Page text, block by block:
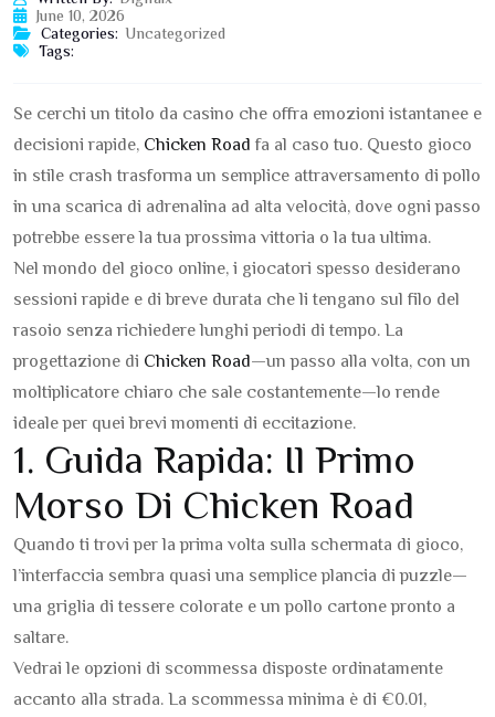
June 10, 2026
Categories: Uncategorized
Tags:
Se cerchi un titolo da casino che offra emozioni istantanee e
decisioni rapide, Chicken Road fa al caso tuo. Questo gioco
in stile crash trasforma un semplice attraversamento di pollo
in una scarica di adrenalina ad alta velocità, dove ogni passo
potrebbe essere la tua prossima vittoria o la tua ultima.
Nel mondo del gioco online, i giocatori spesso desiderano
sessioni rapide e di breve durata che li tengano sul filo del
rasoio senza richiedere lunghi periodi di tempo. La
progettazione di Chicken Road—un passo alla volta, con un
moltiplicatore chiaro che sale costantemente—lo rende
ideale per quei brevi momenti di eccitazione.
1. Guida Rapida: Il Primo
Morso Di Chicken Road
Quando ti trovi per la prima volta sulla schermata di gioco,
l’interfaccia sembra quasi una semplice plancia di puzzle—
una griglia di tessere colorate e un pollo cartone pronto a
saltare.
Vedrai le opzioni di scommessa disposte ordinatamente
accanto alla strada. La scommessa minima è di €0.01,